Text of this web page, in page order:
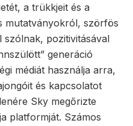
a trükkjeit és a
mutatványokról, szörfös
pozitivitásával
generáció
médiát használja arra,
és kapcsolatot
Sky megőrizte
platformját. Számos